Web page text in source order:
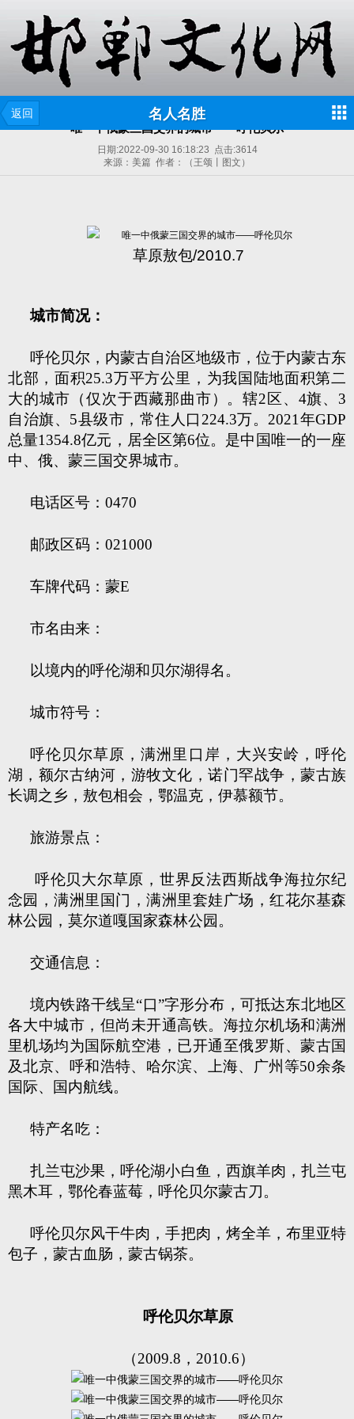
返回 名人名胜
唯一中俄蒙三国交界的城市——呼伦贝尔
日期:2022-09-30 16:18:23 点击:3614
来源：美篇 作者：（王颂丨图文）
草原敖包/2010.7
城市简况：
呼伦贝尔，内蒙古自治区地级市，位于内蒙古东
北部，面积25.3万平方公里，为我国陆地面积第二
大的城市（仅次于西藏那曲市）。辖2区、4旗、3
自治旗、5县级市，常住人口224.3万。2021年GDP
总量1354.8亿元，居全区第6位。是中国唯一的一座
中、俄、蒙三国交界城市。
电话区号：0470
邮政区码：021000
车牌代码：蒙E
市名由来：
以境内的呼伦湖和贝尔湖得名。
城市符号：
呼伦贝尔草原，满洲里口岸，大兴安岭，呼伦
湖，额尔古纳河，游牧文化，诺门罕战争，蒙古族
长调之乡，敖包相会，鄂温克，伊慕额节。
旅游景点：
呼伦贝大尔草原，世界反法西斯战争海拉尔纪
念园，满洲里国门，满洲里套娃广场，红花尔基森
林公园，莫尔道嘎国家森林公园。
交通信息：
境内铁路干线呈“口”字形分布，可抵达东北地区
各大中城市，但尚未开通高铁。海拉尔机场和满洲
里机场均为国际航空港，已开通至俄罗斯、蒙古国
及北京、呼和浩特、哈尔滨、上海、广州等50余条
国际、国内航线。
特产名吃：
扎兰屯沙果，呼伦湖小白鱼，西旗羊肉，扎兰屯
黑木耳，鄂伦春蓝莓，呼伦贝尔蒙古刀。
呼伦贝尔风干牛肉，手把肉，烤全羊，布里亚特
包子，蒙古血肠，蒙古锅茶。
呼伦贝尔草原
（2009.8，2010.6）